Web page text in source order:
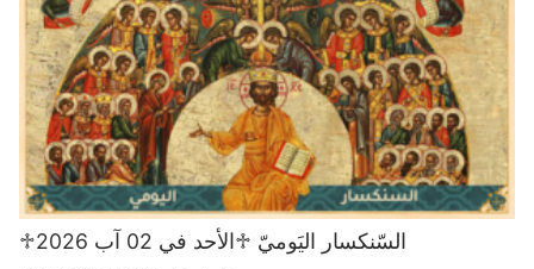
♱السّنكسار اليَوميّ ♱الأحد في 02 آب 2026